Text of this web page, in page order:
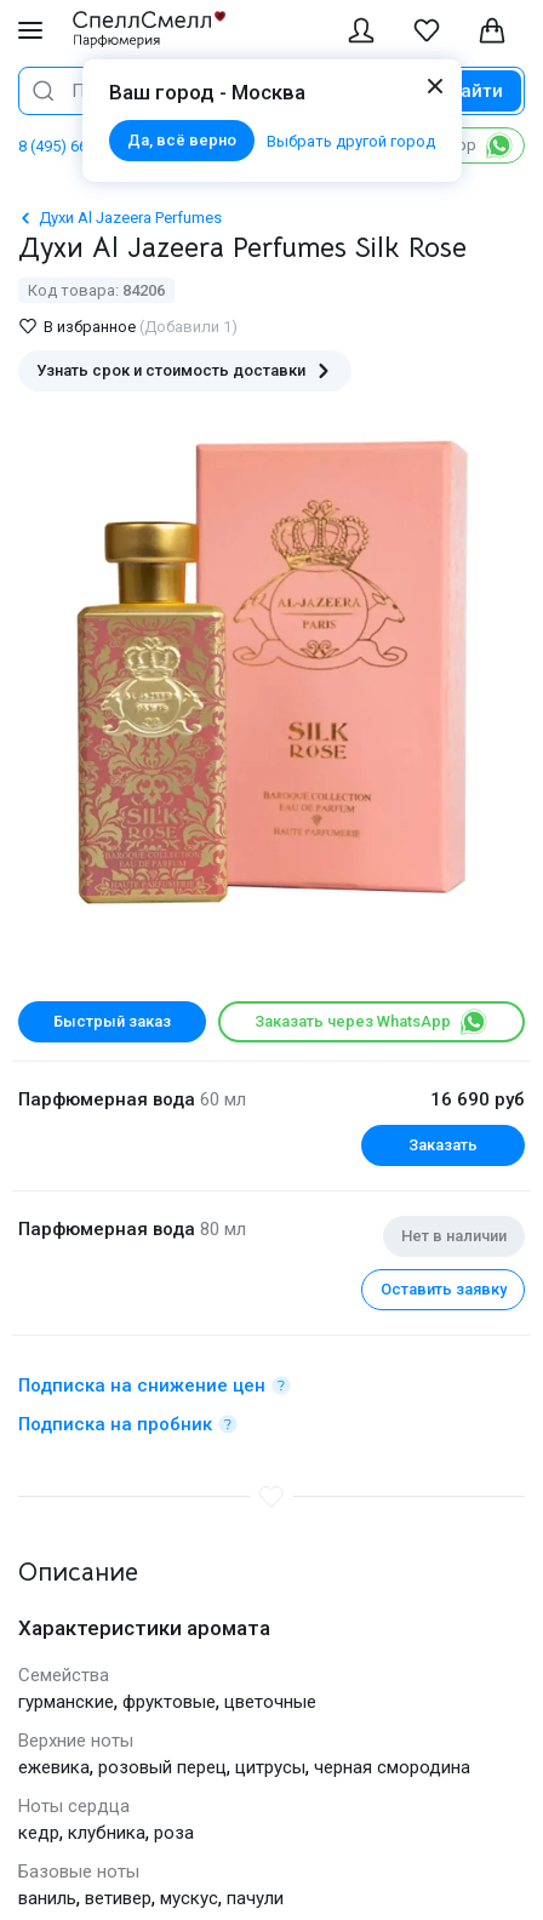
Ваш город - Москва
Да, всё верно Выбрать другой город
Поиск Найти
8 (495) 668 06 02 Написать в WhatsApp
Духи Al Jazeera Perfumes
Духи Al Jazeera Perfumes Silk Rose
Код товара: 84206
В избранное (Добавили 1)
Узнать срок и стоимость доставки
Быстрый заказ Заказать через WhatsApp
Парфюмерная вода 60 мл 16 690 руб
Заказать
Парфюмерная вода 80 мл Нет в наличии
Оставить заявку
Подписка на снижение цен
Подписка на пробник
Описание
Характеристики аромата
Семейства
гурманские, фруктовые, цветочные
Верхние ноты
ежевика, розовый перец, цитрусы, черная смородина
Ноты сердца
кедр, клубника, роза
Базовые ноты
ваниль, ветивер, мускус, пачули